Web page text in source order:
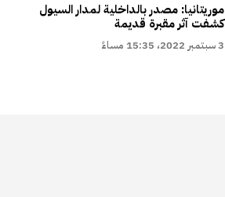
موريتانيا: مصدر بالداخلية لمدار السيول
كشفت آثر مقبرة قديمة
3 سبتمبر 2022، 15:35 مساءً